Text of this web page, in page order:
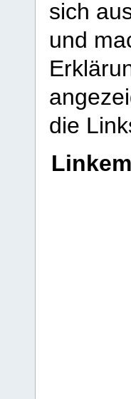
sich
und
die